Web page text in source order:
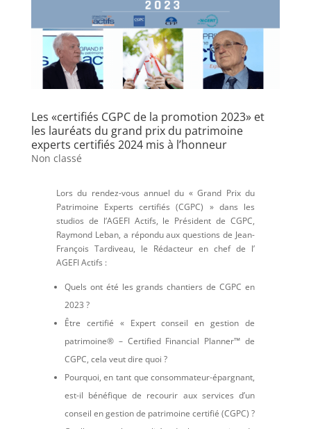
Les «certifiés CGPC de la promotion 2023» et
les lauréats du grand prix du patrimoine
experts certifiés 2024 mis à l’honneur
Non classé
Lors du rendez-vous annuel du « Grand Prix du
Patrimoine Experts certifiés (CGPC) » dans les
studios de l’AGEFI Actifs, le Président de CGPC,
Raymond Leban, a répondu aux questions de Jean-
François Tardiveau, le Rédacteur en chef de l’
AGEFI Actifs :
Quels ont été les grands chantiers de CGPC en
2023 ?
Être certifié « Expert conseil en gestion de
patrimoine® – Certified Financial Planner™ de
CGPC, cela veut dire quoi ?
Pourquoi, en tant que consommateur-épargnant,
est-il bénéfique de recourir aux services d’un
conseil en gestion de patrimoine certifié (CGPC) ?